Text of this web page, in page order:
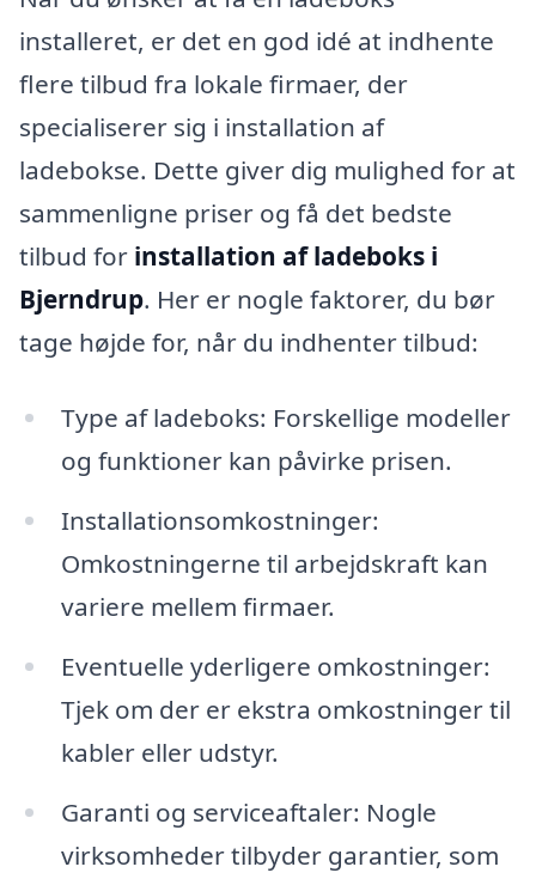
installeret, er det en god idé at indhente
flere tilbud fra lokale firmaer, der
specialiserer sig i installation af
ladebokse. Dette giver dig mulighed for at
sammenligne priser og få det bedste
tilbud for installation af ladeboks i
Bjerndrup. Her er nogle faktorer, du bør
tage højde for, når du indhenter tilbud:
Type af ladeboks: Forskellige modeller
og funktioner kan påvirke prisen.
Installationsomkostninger:
Omkostningerne til arbejdskraft kan
variere mellem firmaer.
Eventuelle yderligere omkostninger:
Tjek om der er ekstra omkostninger til
kabler eller udstyr.
Garanti og serviceaftaler: Nogle
virksomheder tilbyder garantier, som